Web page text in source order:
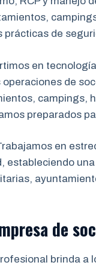
de
en
de
campings,
preparados
en
estableciendo
de
brinda a